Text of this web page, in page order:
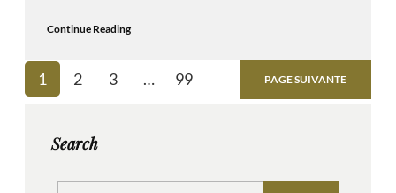
Continue Reading
1 2 3 … 99 PAGE SUIVANTE
Search